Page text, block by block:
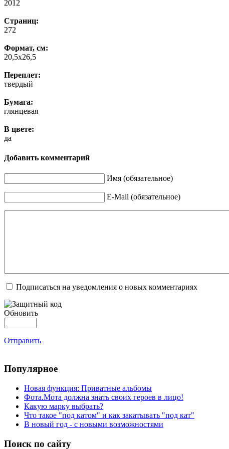
2012
Страниц:
272
Формат, см:
20,5х26,5
Переплет:
твердый
Бумага:
глянцевая
В цвете:
да
Добавить комментарий
Имя (обязательное)
E-Mail (обязательное)
Подписаться на уведомления о новых комментариях
Обновить
Отправить
Популярное
Новая функция: Приватные альбомы
Фота.Мота должна знать своих героев в лицо!
Какую марку выбрать?
Что такое "под катом" и как закатывать "под кат"
В новый год - с новыми возможностями
Поиск по сайту